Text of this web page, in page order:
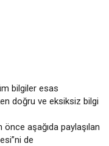
bilgiler esas
doğru ve eksiksiz bilgi
aşağıda paylaşılan
de